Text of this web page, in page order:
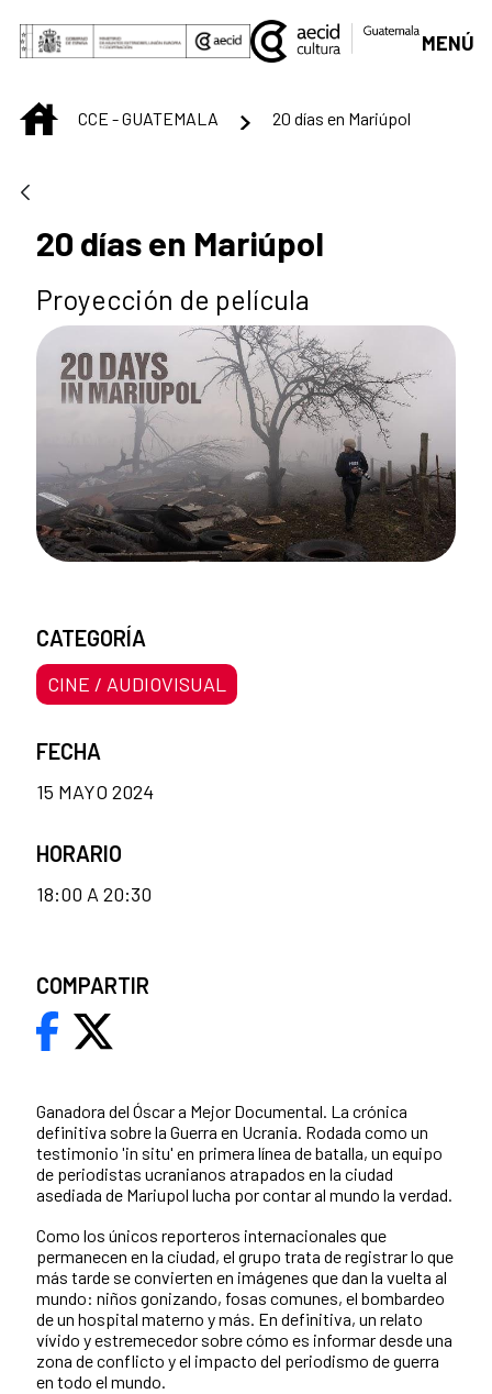
Saltar al contenido principal
MENÚ
INICIOCCE - GUATEMALA 20 días en Mariúpol
20 días en Mariúpol
Proyección de película
Ganadora del Óscar a Mejor Documental. La crónica
definitiva sobre la Guerra en Ucrania. Rodada como un
testimonio 'in situ' en primera línea de batalla, un equipo
de periodistas ucranianos atrapados en la ciudad
asediada de Mariupol lucha por contar al mundo la verdad.
Como los únicos reporteros internacionales que
permanecen en la ciudad, el grupo trata de registrar lo que
más tarde se convierten en imágenes que dan la vuelta al
mundo: niños gonizando, fosas comunes, el bombardeo
de un hospital materno y más. En definitiva, un relato
vívido y estremecedor sobre cómo es informar desde una
zona de conflicto y el impacto del periodismo de guerra
en todo el mundo.
CATEGORÍA
CINE / AUDIOVISUAL
FECHA
15 MAYO 2024
HORARIO
18:00 A 20:30
COMPARTIR